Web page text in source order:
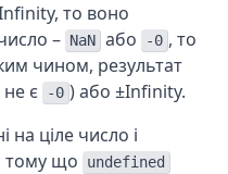
то воно
– NaN або -0 , то
чином, результат
є
-0 ) або ±Infinity.
ціле число і
тому що undefined